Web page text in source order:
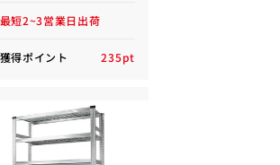
最短2~3営業日出荷
獲得ポイント 235pt